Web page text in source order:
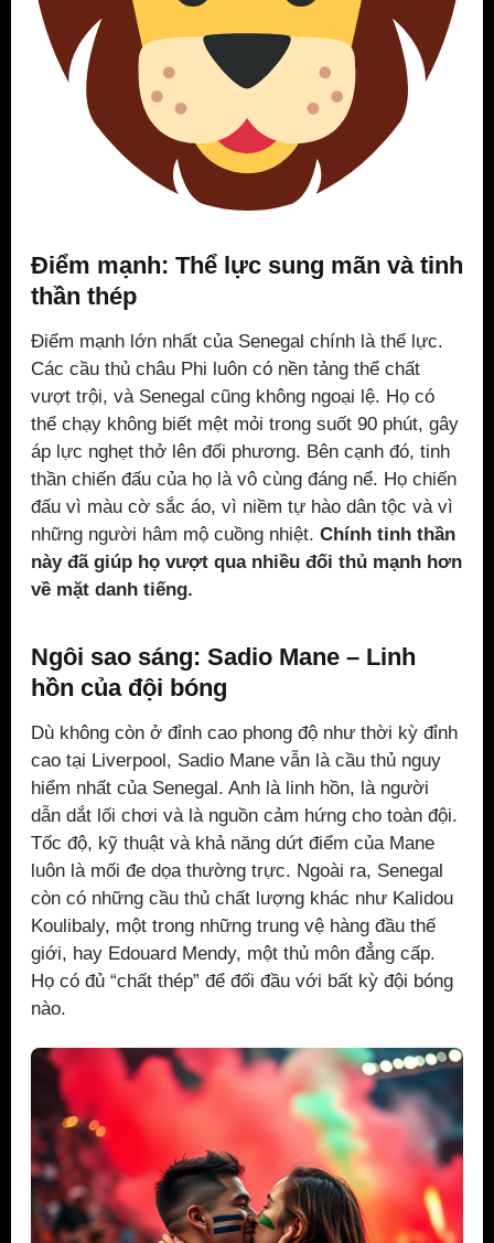
Điểm mạnh: Thể lực sung mãn và tinh
thần thép
Điểm mạnh lớn nhất của Senegal chính là thể lực.
Các cầu thủ châu Phi luôn có nền tảng thể chất
vượt trội, và Senegal cũng không ngoại lệ. Họ có
thể chạy không biết mệt mỏi trong suốt 90 phút, gây
áp lực nghẹt thở lên đối phương. Bên cạnh đó, tinh
thần chiến đấu của họ là vô cùng đáng nể. Họ chiến
đấu vì màu cờ sắc áo, vì niềm tự hào dân tộc và vì
những người hâm mộ cuồng nhiệt. Chính tinh thần
này đã giúp họ vượt qua nhiều đối thủ mạnh hơn
về mặt danh tiếng.
Ngôi sao sáng: Sadio Mane – Linh
hồn của đội bóng
Dù không còn ở đỉnh cao phong độ như thời kỳ đỉnh
cao tại Liverpool, Sadio Mane vẫn là cầu thủ nguy
hiểm nhất của Senegal. Anh là linh hồn, là người
dẫn dắt lối chơi và là nguồn cảm hứng cho toàn đội.
Tốc độ, kỹ thuật và khả năng dứt điểm của Mane
luôn là mối đe dọa thường trực. Ngoài ra, Senegal
còn có những cầu thủ chất lượng khác như Kalidou
Koulibaly, một trong những trung vệ hàng đầu thế
giới, hay Edouard Mendy, một thủ môn đẳng cấp.
Họ có đủ “chất thép” để đối đầu với bất kỳ đội bóng
nào.